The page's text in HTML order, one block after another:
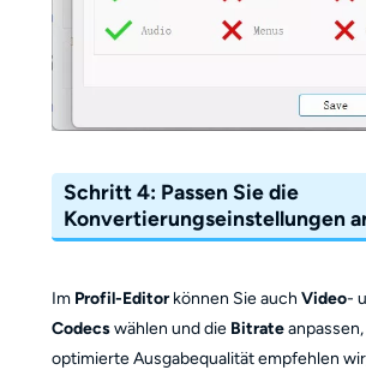
Schritt 4: Passen Sie die
Konvertierungseinstellungen
Im Profil-Editorkönnen Sie auch Video-
Codecswählen und die Bitrate
optimierte Ausgabequalität empfehlen